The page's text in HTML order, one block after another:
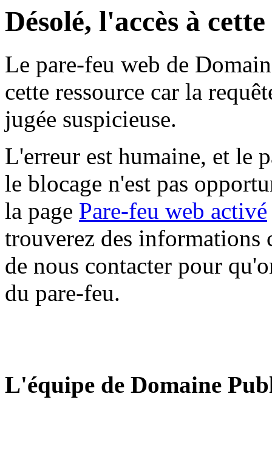
Désolé, l'accès à
Le pare-feu web de
cette ressource car la
jugée suspicieuse.
L'erreur est humaine, et le
le blocage n'est pas
la page Pare-feu web activé
trouverez des informations
de nous contacter pour
du pare-feu.
L'équipe de Domaine